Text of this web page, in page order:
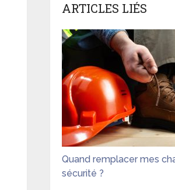
ARTICLES LIÉS
Quand remplacer mes
sécurité ?